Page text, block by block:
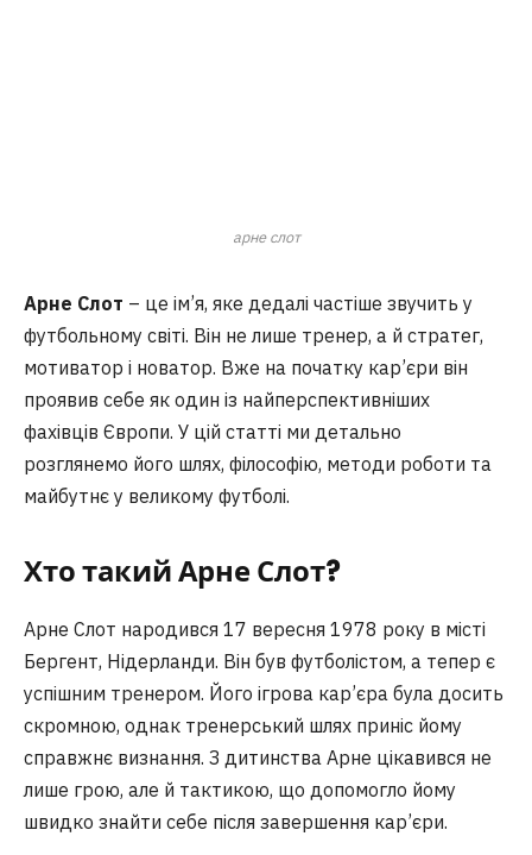
арне слот
Арне Слот – це ім’я, яке дедалі частіше звучить у
футбольному світі. Він не лише тренер, а й стратег,
мотиватор і новатор. Вже на початку кар’єри він
проявив себе як один із найперспективніших
фахівців Європи. У цій статті ми детально
розглянемо його шлях, філософію, методи роботи та
майбутнє у великому футболі.
Хто такий Арне Слот?
Арне Слот народився 17 вересня 1978 року в місті
Бергент, Нідерланди. Він був футболістом, а тепер є
успішним тренером. Його ігрова кар’єра була досить
скромною, однак тренерський шлях приніс йому
справжнє визнання. З дитинства Арне цікавився не
лише грою, але й тактикою, що допомогло йому
швидко знайти себе після завершення кар’єри.